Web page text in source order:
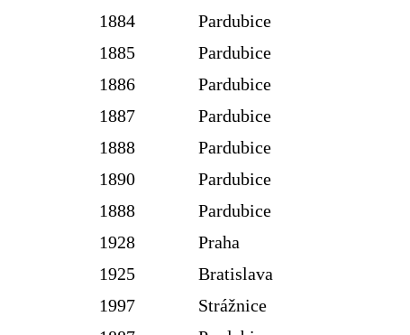
1884
Pardubice
1885
Pardubice
1886
Pardubice
1887
Pardubice
1888
Pardubice
1890
Pardubice
1888
Pardubice
1928
Praha
1925
Bratislava
1997
Strážnice